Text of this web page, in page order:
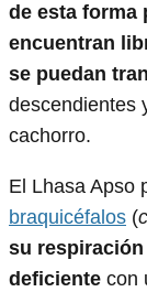
de esta forma
encuentran
se puedan
descendientes
cachorro.
El Lhasa Apso
braquicéfalos (
su
deficiente con